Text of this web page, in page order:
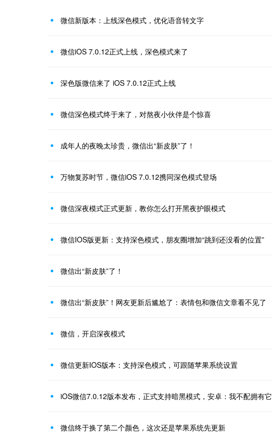
微信新版本：上线深色模式，优化语音转文字
微信iOS 7.0.12正式上线，深色模式来了
深色版微信来了 iOS 7.0.12正式上线
微信深色模式终于来了，对熬夜小伙伴是个惊喜
成年人的夜晚太珍贵，微信出“新皮肤”了！
万物复苏时节，微信iOS 7.0.12携同深色模式登场
微信深夜模式正式更新，教你怎么打开黑夜护眼模式
微信IOS版更新：支持深色模式，朋友圈增加“跳到还没看的位置”
微信出“新皮肤”了！
微信出“新皮肤”！网友更新后尴尬了：表情包和微信文章看不见了
微信，开启深夜模式
微信更新IOS版本：支持深色模式，可跟随苹果系统设置
iOS微信7.0.12版本发布，正式支持暗黑模式，安卓：我不配拥有它
微信终于换了第二个颜色，这次还是苹果系统先更新